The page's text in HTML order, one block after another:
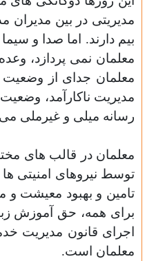
مديريتى در بین
بیم دارند. اما صدا و سیما
معلمان نمی پردازد،
معلمان جدای از وضعیت
مدیریت ناکارآمد،
رسانه میلی و غیرملی می
معلمان در قالب های
توسط نیروهای امنيتى
تامین و بهبود معيشت و
برای همه، حق آموزش
اجرای قانون مدیریت
معلمان است.